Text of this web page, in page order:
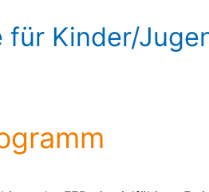
für Kinder/